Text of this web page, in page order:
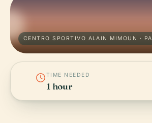
CENTRO SPORTIVO ALAIN MIMOUN ·
TIME NEEDED
1 hour